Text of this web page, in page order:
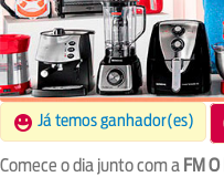
Já temos ganhador(es)
Comece o dia junto com a FM